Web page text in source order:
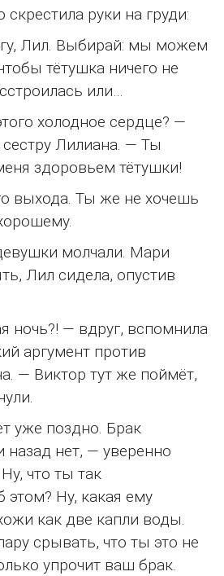
руки на груди:
Лил. Выбирай: мы можем
тётушка ничего не
или…
холодное сердце? —
Лилиана. — Ты
здоровьем тётушки!
выхода. Ты же не хочешь
молчали. Мари
Лил сидела, опустив
ночь?! — вдруг, вспомнила
аргумент против
— Виктор тут же поймёт,
уже поздно. Брак
назад нет, — уверенно
что ты так
Ну, какая ему
как две капли воды.
срывать, что ты это не
упрочит ваш брак.